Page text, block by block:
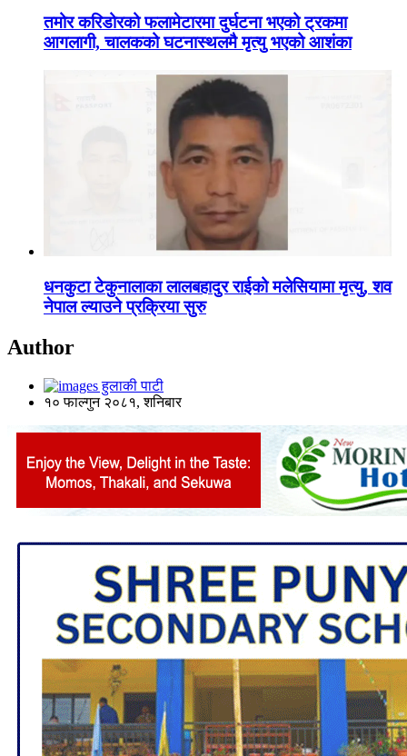
तमोर करिडोरको फलामेटारमा दुर्घटना भएको ट्रकमा
आगलागी, चालकको घटनास्थलमै मृत्यु भएको आशंका
धनकुटा टेकुनालाका लालबहादुर राईको मलेसियामा मृत्यु, शव
नेपाल ल्याउने प्रक्रिया सुरु
Author
हुलाकी पाटी
१० फाल्गुन २०८१, शनिबार